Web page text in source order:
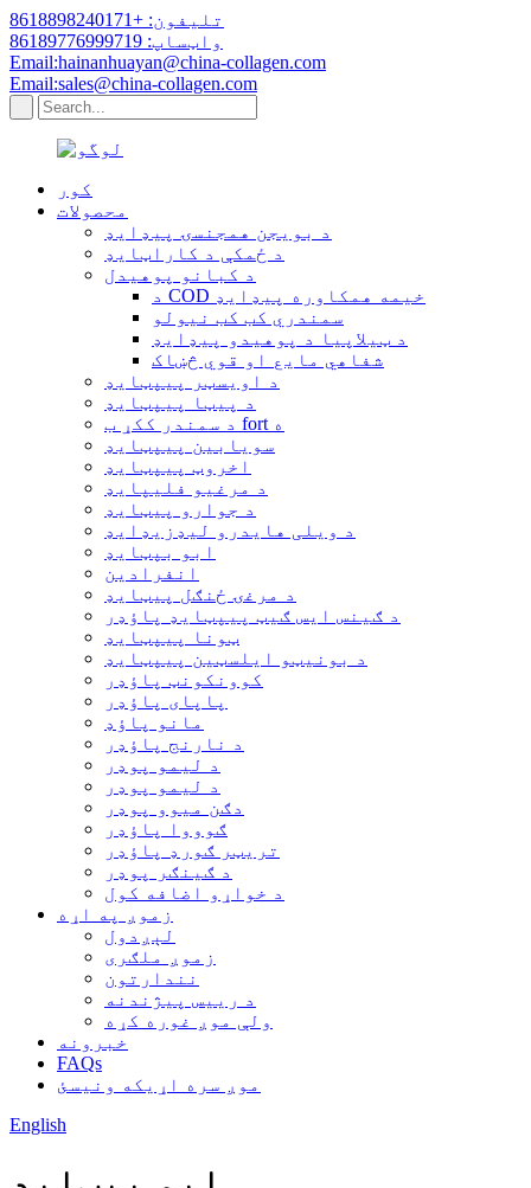
تلیفون: +8618898240171
واټساپ: 86189776999719
Email:hainanhuayan@china-collagen.com
Email:sales@china-collagen.com
کور
محصولات
د بویجن همجنسۍ پیډایډ
د ځمکې د کاراټایډ
د کبانو پوهیدل
د COD خیمه همکاوره پیډایډ
سمندري کب کب نیولو
د ټیلاپیا د پوهیدو پیډایډ
شفاهي مایع او قوي څښاک
د اویسټر پیپټایډ
د پیټا پیپټایډ
د سمندر ککړ ب fort ه
سویابین پیپټایډ
اخروټ پیپټایډ
د مرغیو فلیپایډ
د جوارو پیټایډ
د ویلی هایدرو لیډزیډایډ
ابو بپټایډ
انفرادین
د مرغۍ ځنګل پیټایډ
د ګینس ایس ګیټ پیپټایډ پاؤډر
ټونا پیپټایډ
د بونیټو ایلسټین پیپټایډ
کوونکونټ پاؤډر
پاپای پاؤډر
مانو پاؤډ
د نارنج پاؤډر
د لیمو پوډر
د لیمو پوډر
دګن میوو پوډر
ګوووا پاؤډر
تریټر ګورډ پاؤډر
د ګینګر پوډر
د خواړو اضافه کول
زموږ په اړه
لېږدول
زموږ ملګری
نندارتون
د رییس پیژندنه
ولې موږ غوره کړه
خبرونه
FAQs
موږ سره اړیکه ونیسئ
English